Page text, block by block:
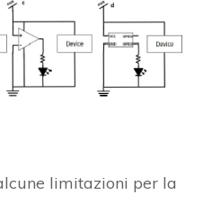
limitazioni per la